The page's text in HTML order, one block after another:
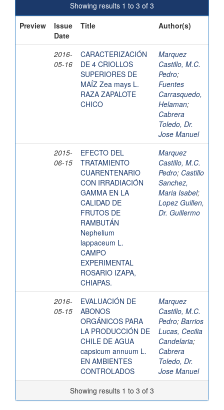
Showing results 1 to 3 of 3
Preview
Issue
Date
Title Author(s)
2016-
05-16
CARACTERIZACIÓN
DE 4 CRIOLLOS
SUPERIORES DE
MAÍZ Zea mays L.
RAZA ZAPALOTE
CHICO
Marquez
Castillo, M.C.
Pedro;
Fuentes
Carrasquedo,
Helaman;
Cabrera
Toledo, Dr.
Jose Manuel
2015-
06-15
EFECTO DEL
TRATAMIENTO
CUARENTENARIO
CON IRRADIACIÓN
GAMMA EN LA
CALIDAD DE
FRUTOS DE
RAMBUTÁN
Nephelium
lappaceum L.
CAMPO
EXPERIMENTAL
ROSARIO IZAPA,
CHIAPAS.
Marquez
Castillo, M.C.
Pedro; Castillo
Sanchez,
Maria Isabel;
Lopez Guillen,
Dr. Guillermo
2016-
05-15
EVALUACIÓN DE
ABONOS
ORGÁNICOS PARA
LA PRODUCCIÓN DE
CHILE DE AGUA
capsicum annuum L.
EN AMBIENTES
CONTROLADOS
Marquez
Castillo, M.C.
Pedro; Barrios
Lucas, Cecilia
Candelaria;
Cabrera
Toledo, Dr.
Jose Manuel
Showing results 1 to 3 of 3